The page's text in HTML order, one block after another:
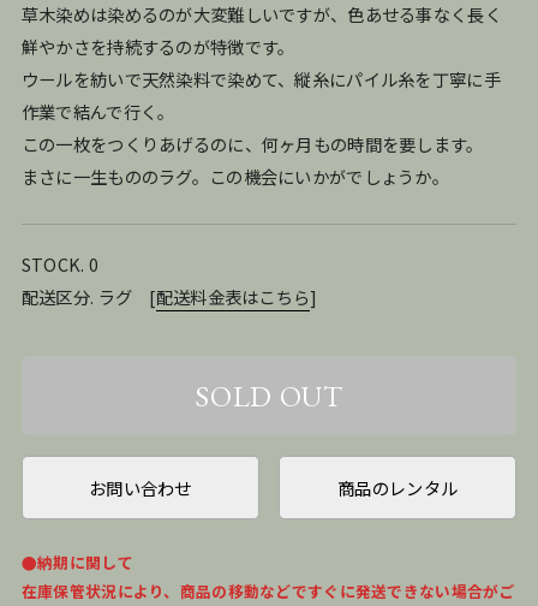
草木染めは染めるのが大変難しいですが、色あせる事なく長く
鮮やかさを持続するのが特徴です。
ウールを紡いで天然染料で染めて、縦糸にパイル糸を丁寧に手
作業で結んで行く。
この一枚をつくりあげるのに、何ヶ月もの時間を要します。
まさに一生もののラグ。この機会にいかがでしょうか。
STOCK. 0
配送区分. ラグ [配送料金表はこちら]
お問い合わせ 商品のレンタル
●納期に関して
在庫保管状況により、商品の移動などですぐに発送できない場合がご